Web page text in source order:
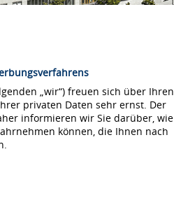
„wir“) freuen sich über Ihren
privaten Daten sehr ernst. Der
informieren wir Sie darüber, wie
können, die Ihnen nach